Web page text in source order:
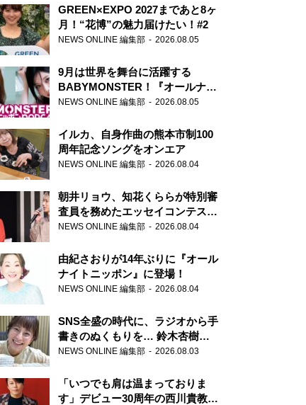
GREEN×EXPO 2027まであと8ヶ
月！“花博”の魅力届けたい！#2
NEWS ONLINE 編集部 2026.08.05
9月は世界を舞台に活躍する
BABYMONSTER！『オールナイ
トニッポンPODCAST』月替わり
NEWS ONLINE 編集部 2026.08.05
イルカ、自身作曲の熊本市制100
周年記念ソングをオンエア
NEWS ONLINE 編集部 2026.08.04
朝井リョウ、知花くららが特別審
査員を務めたエッセイコンテスト
の特別番組「#いまあなたに伝え
NEWS ONLINE 編集部 2026.08.04
由紀さおりが14年ぶりに『オール
ナイトニッポン』に登場！
NEWS ONLINE 編集部 2026.08.04
SNS全盛の時代に、ラジオから手
書きのぬくもりを… 鈴木杏樹の
直筆はがきが届く！
郵便局
NEWS ONLINE 編集部 2026.08.03
「いつでも肩は温まっておりま
す」デビュー30周年の西川貴教が